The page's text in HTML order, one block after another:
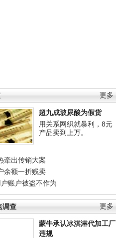
更多
超九成玻尿酸为假货
用关系网织就暴利，8元
产品卖到上万。
牵出传销大案
余额一折贱卖
账户被盗不作为
更多
调查
蒙牛承认冰淇淋代加工厂
违规